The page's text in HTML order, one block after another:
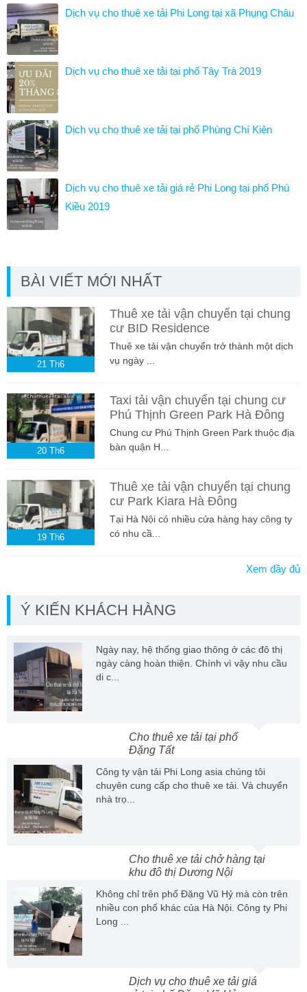
Dịch vụ cho thuê xe tải Phi Long tại xã Phụng Châu
Dịch vụ cho thuê xe tải tại phố Tây Trà 2019
Dịch vụ cho thuê xe tải tại phố Phùng Chí Kiên
Dịch vụ cho thuê xe tải giá rẻ Phi Long tại phố Phú
Kiều 2019
BÀI VIẾT MỚI NHẤT
21 Th6
Thuê xe tải vận chuyển tại chung
cư BID Residence
Thuê xe tải vận chuyển trở thành một dịch
vụ ngày ...
20 Th6
Taxi tải vận chuyển tại chung cư
Phú Thịnh Green Park Hà Đông
Chung cư Phú Thịnh Green Park thuộc địa
bàn quận H...
19 Th6
Thuê xe tải vận chuyển tại chung
cư Park Kiara Hà Đông
Tại Hà Nội có nhiều cửa hàng hay công ty
có nhu cầ...
Xem đầy đủ
Ý KIẾN KHÁCH HÀNG
Ngày nay, hệ thống giao thông ở các đô thị
ngày càng hoàn thiện. Chính vì vậy nhu cầu
di c...
Cho thuê xe tải tại phố
Đặng Tất
Công ty vận tải Phi Long asia chúng tôi
chuyên cung cấp cho thuê xe tải. Và chuyển
nhà trọ...
Cho thuê xe tải chở hàng tại
khu đô thị Dương Nội
Không chỉ trên phố Đặng Vũ Hỷ mà còn trên
nhiều con phố khác của Hà Nội. Công ty Phi
Long ...
Dịch vụ cho thuê xe tải giá